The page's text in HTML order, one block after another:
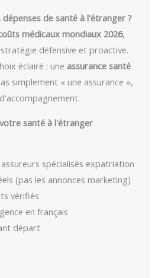
de santé à l'étranger ?
médicaux mondiaux 2026,
défensive et proactive.
éclairé : une assurance santé
simplement « une assurance »,
santé à l'étranger
spécialisés expatriation
(pas les annonces marketing)
vérifiés
en français
départ